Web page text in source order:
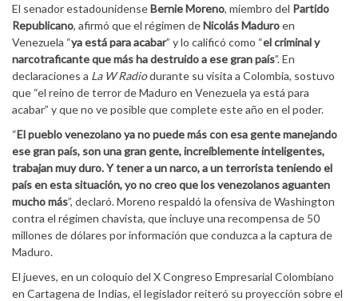
El senador estadounidenseBernie Moreno, miembro del Partido
Republicano, afirmó que el régimen deNicolás Maduroen
Venezuela “ya está para acabar” y lo calificó como “el criminal y
narcotraficante que más ha destruido a ese gran país”. En
declaraciones a La W Radiodurante su visita a Colombia, sostuvo
que “el reino de terror de Maduro en Venezuela ya está para
acabar” y que no ve posible que complete este año en el poder.
“El pueblo venezolano ya no puede más con esa gente manejando
ese gran país, son una gran gente, increíblemente inteligentes,
trabajan muy duro. Y tener a un narco, a un terrorista teniendo el
país en esta situación, yo no creo que los venezolanos aguanten
mucho más”, declaró. Moreno respaldó la ofensiva de Washington
contra el régimen chavista, que incluye una recompensa de 50
millones de dólares por información que conduzca a la captura de
Maduro.
El jueves, en un coloquio del X Congreso Empresarial Colombiano
en Cartagena de Indias, el legislador reiteró su proyección sobre el